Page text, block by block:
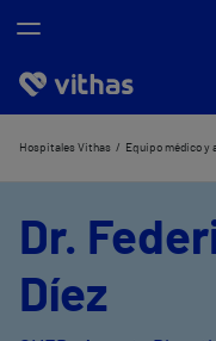
Nosotros
Hospitales Vithas Equipo médico y
Dr.
Díez